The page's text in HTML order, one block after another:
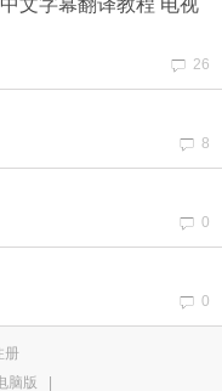
26
文字幕翻译教程 电视
8
0
0
册
脑版